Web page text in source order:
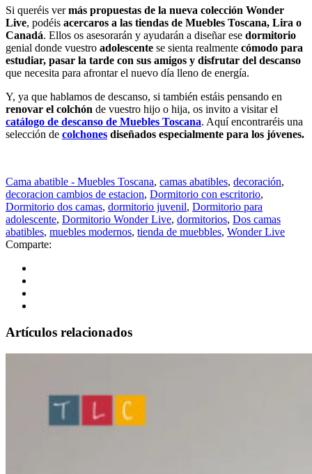
Si queréis vermás propuestas de la nueva colección Wonder
Live, podéis acercaros a las tiendas de Muebles Toscana, Lira o
Canadá. Ellos os asesorarán y ayudarán a diseñar ese dormitorio
genial donde vuestro adolescente se sienta realmente cómodo para
estudiar, pasar la tarde con sus amigos y disfrutar del descanso
que necesita para afrontar el nuevo día lleno de energía.
Y, ya que hablamos de descanso, si también estáis pensando en
renovar el colchón de vuestro hijo o hija, os invito a visitar el
catálogo de descanso de Muebles Toscana. Aquí encontraréis una
selección de colchones diseñados especialmente para los jóvenes.
Cama abatible - Muebles Toscana, camas abatibles, decoración,
decoracion cambios de estacion, Dormitorio con escritorio,
Dormitorio dos camas, dormitorio juvenil, Dormitorio para
adolescente, Dormitorio Wonder Live, dormitorios, Dos camas
abatibles, muebles modernos, tienda de muebbles, Wonder Live
Comparte:
Artículos relacionados